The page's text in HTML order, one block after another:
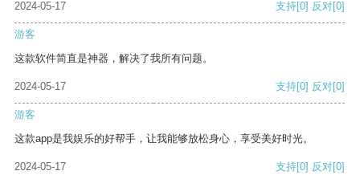
2024-05-17 支持[0] 反对[0]
游客
这款软件简直是神器，解决了我所有问题。
2024-05-17 支持[0] 反对[0]
游客
这款app是我娱乐的好帮手，让我能够放松身心，享受美好时光。
2024-05-17 支持[0] 反对[0]